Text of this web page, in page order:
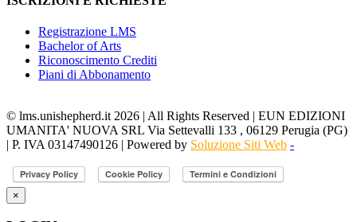
Registrazione LMS
Bachelor of Arts
Riconoscimento Crediti
Piani di Abbonamento
© lms.unishepherd.it 2026 | All Rights Reserved | EUN EDIZIONI
UMANITA' NUOVA SRL Via Settevalli 133 , 06129 Perugia (PG)
| P. IVA 03147490126 | Powered by Soluzione Siti Web -
×